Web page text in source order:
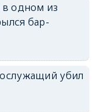
erid: 2SDnjdvhGXG
в одном из
бар-
убил